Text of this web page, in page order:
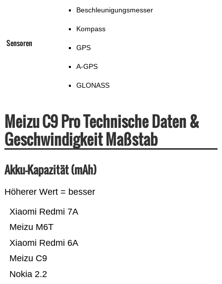
Sensoren
Beschleunigungsmesser
Kompass
GPS
A-GPS
GLONASS
Meizu C9 Pro Technische Daten &
Geschwindigkeit Maßstab
Akku-Kapazität (mAh)
Höherer Wert = besser
Nokia 2.2
Meizu C9
Xiaomi Redmi 6A
Meizu M6T
Xiaomi Redmi 7A